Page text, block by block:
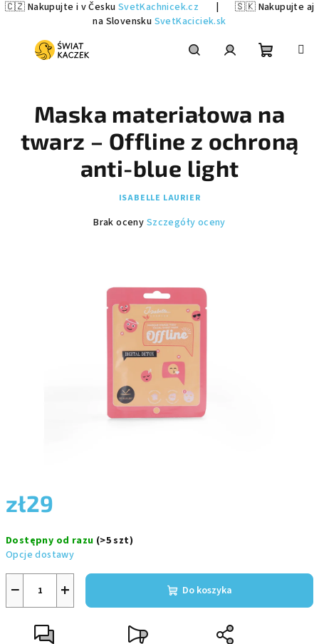
🇨🇿 Nakupujte i v Česku SvetKachnicek.cz
🇸🇰 Nakupujte aj
na Slovensku SvetKaciciek.sk
się
zł29
jednostkowa:
Dostępny od razu (>5 szt)
Opcje dostawy
+
− Do koszyka
Maska materiałowa na
twarz – Offline z ochroną
anti-blue light
ISABELLE LAURIER
Średnia
gwiazdek.
Brak oceny Szczegóły oceny